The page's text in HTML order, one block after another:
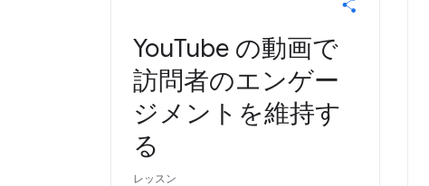
YouTube の動画で
訪問者のエンゲー
ジメントを維持す
る
レッスン